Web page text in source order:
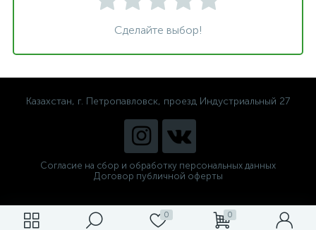
0 0
Сделайте выбор!
Казахстан, г. Петропавловск, проезд Индустриальный 27
Согласие на сбор и обработку персональных данных
Договор публичной оферты